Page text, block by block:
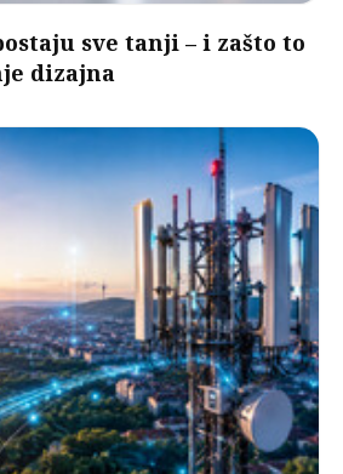
sve tanji – i zašto to
dizajna